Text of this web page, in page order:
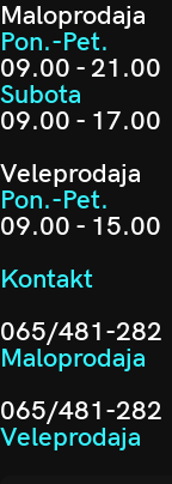
Maloprodaja
Pon.-Pet.
09.00 - 21.00
Subota
09.00 - 17.00
Veleprodaja
Pon.-Pet.
09.00 - 15.00
Kontakt
065/481-282
Maloprodaja
065/481-282
Veleprodaja